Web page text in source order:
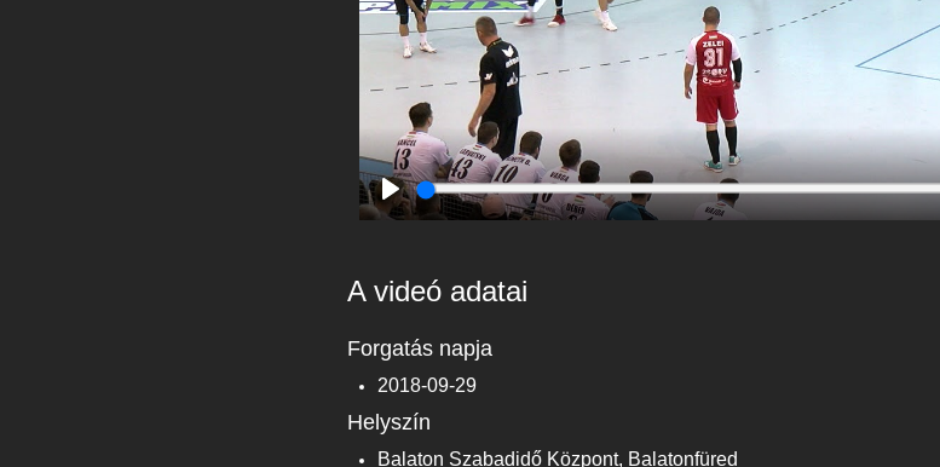
Play
A videó adatai
Forgatás napja
2018-09-29
Helyszín
Balaton Szabadidő Központ, Balatonfüred